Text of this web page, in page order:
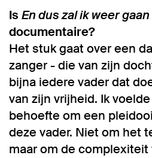
Is En dus zal ik weer gaan
documentaire?
Het stuk gaat over een
zanger - die van zijn
bijna iedere vader dat
van zijn vrijheid. Ik
behoefte om een
deze vader. Niet om het
maar om de complexiteit